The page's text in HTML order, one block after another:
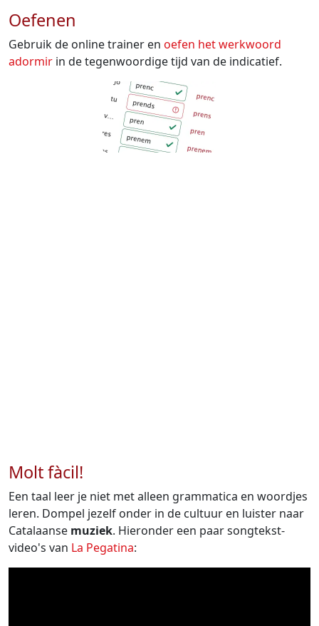
Oefenen
Gebruik de online trainer en oefen het werkwoord
adormir in de tegenwoordige tijd van de indicatief.
Molt fàcil!
Een taal leer je niet met alleen grammatica en woordjes
leren. Dompel jezelf onder in de cultuur en luister naar
Catalaanse muziek. Hieronder een paar songtekst-
video's van La Pegatina: